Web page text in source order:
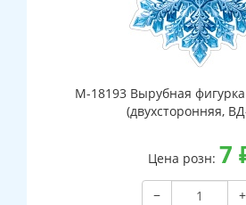
М-18193 Вырубная
(двухсторонняя,
Цена розн: 7
−
+